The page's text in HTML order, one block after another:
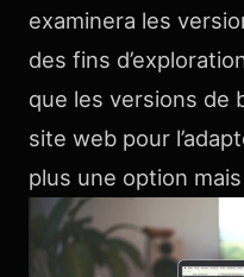
examinera les
des fins
que les versions de
site web pour
plus une option